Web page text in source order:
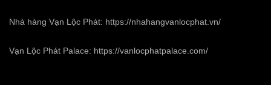
Nhà hàng Vạn Lộc Phát: https://nhahangvanlocphat.vn/
Vạn Lộc Phát Palace: https://vanlocphatpalace.com/